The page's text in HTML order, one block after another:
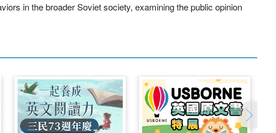
in the broader Soviet society, examining the public opinion